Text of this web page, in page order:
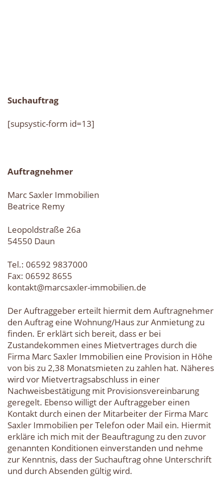
Suchauftrag
[supsystic-form id=13]
Auftragnehmer
Marc Saxler Immobilien
Beatrice Remy
Leopoldstraße 26a
54550 Daun
Tel.: 06592 9837000
Fax: 06592 8655
kontakt@marcsaxler-immobilien.de
Der Auftraggeber erteilt hiermit dem Auftragnehmer
den Auftrag eine Wohnung/Haus zur Anmietung zu
finden. Er erklärt sich bereit, dass er bei
Zustandekommen eines Mietvertrages durch die
Firma Marc Saxler Immobilien eine Provision in Höhe
von bis zu 2,38 Monatsmieten zu zahlen hat. Näheres
wird vor Mietvertragsabschluss in einer
Nachweisbestätigung mit Provisionsvereinbarung
geregelt. Ebenso willigt der Auftraggeber einen
Kontakt durch einen der Mitarbeiter der Firma Marc
Saxler Immobilien per Telefon oder Mail ein. Hiermit
erkläre ich mich mit der Beauftragung zu den zuvor
genannten Konditionen einverstanden und nehme
zur Kenntnis, dass der Suchauftrag ohne Unterschrift
und durch Absenden gültig wird.